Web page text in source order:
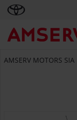
AMSERV MOTORS SIA